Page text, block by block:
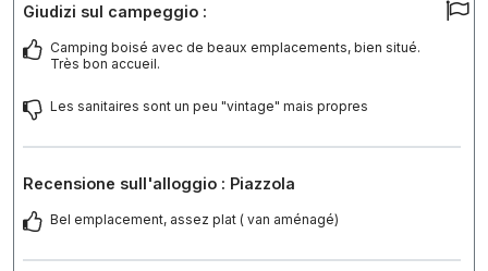
Giudizi sul campeggio :
Camping boisé avec de beaux emplacements, bien situé.
Très bon accueil.
Les sanitaires sont un peu "vintage" mais propres
Recensione sull'alloggio : Piazzola
Bel emplacement, assez plat ( van aménagé)